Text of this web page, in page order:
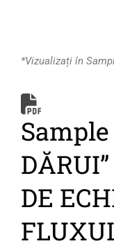
*Vizualizați în
Sample
DE